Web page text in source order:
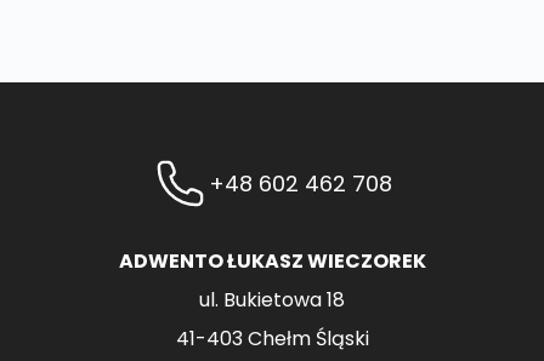
+48 602 462 708
ADWENTO ŁUKASZ WIECZOREK
ul. Bukietowa 18
41-403 Chełm Śląski